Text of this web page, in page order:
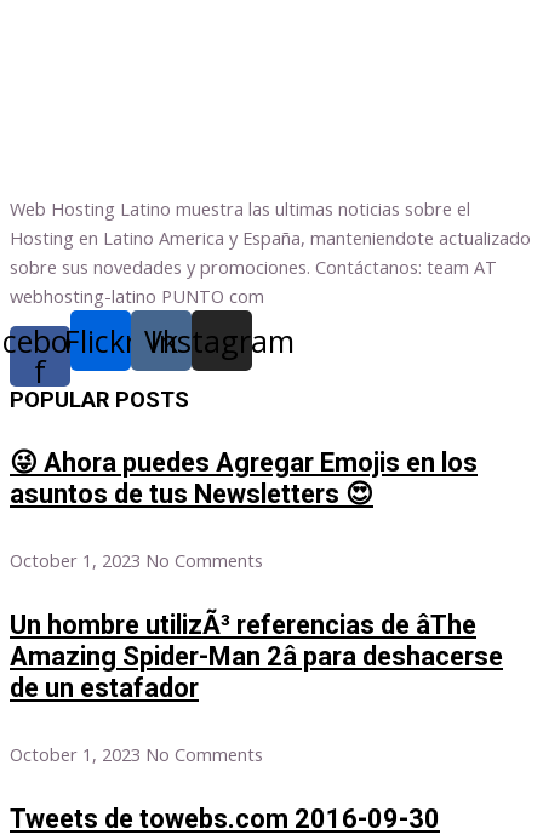
Web Hosting Latino muestra las ultimas noticias sobre el
Hosting en Latino America y España, manteniendote actualizado
sobre sus novedades y promociones. Contáctanos: team AT
webhosting-latino PUNTO com
f
Flickr Vk
Instagram
POPULAR POSTS
😜 Ahora puedes Agregar Emojis en los
asuntos de tus Newsletters 😍
October 1, 2023 No Comments
Un hombre utilizÃ³ referencias de âThe
Amazing Spider-Man 2â para deshacerse
de un estafador
October 1, 2023 No Comments
Tweets de towebs.com 2016-09-30